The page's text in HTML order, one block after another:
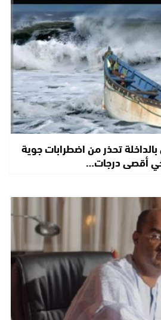
تحذر من اضطرابات جوية
أقصى درجات…